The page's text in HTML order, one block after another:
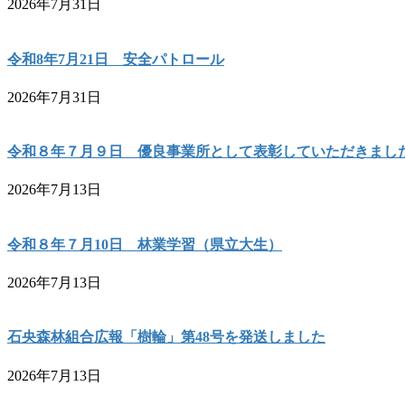
2026年7月31日
令和8年7月21日 安全パトロール
2026年7月31日
令和８年７月９日 優良事業所として表彰していただきまし
2026年7月13日
令和８年７月10日 林業学習（県立大生）
2026年7月13日
石央森林組合広報「樹輪」第48号を発送しました
2026年7月13日